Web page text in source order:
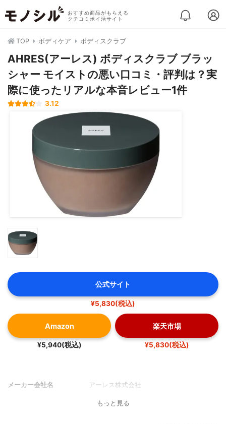
おすすめ商品がもらえる
クチコミポイ活サイト
TOP ボディケア ボディスクラブ
AHRES(アーレス) ボディスクラブ ブラッ
シャー モイストの悪い口コミ・評判は？実
際に使ったリアルな本音レビュー1件
3.12
公式サイト
¥5,830(税込)
Amazon
¥5,940(税込)
楽天市場
¥5,830(税込)
メーカー会社名 アーレス株式会社
もっと見る